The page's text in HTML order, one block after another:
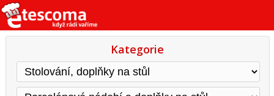
Kategorie